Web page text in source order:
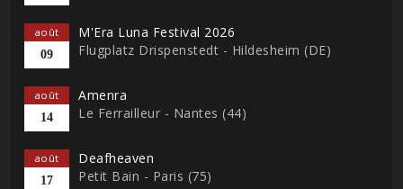
août
09
M'Era Luna Festival 2026
Flugplatz Drispenstedt - Hildesheim (DE)
août
14
Amenra
Le Ferrailleur - Nantes (44)
août
17
Deafheaven
Petit Bain - Paris (75)